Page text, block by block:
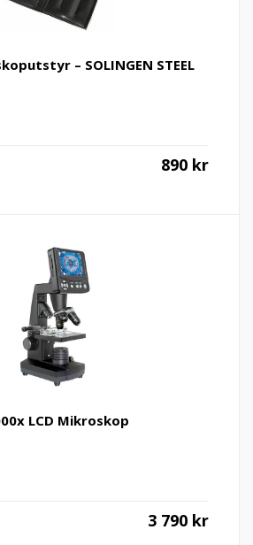
– SOLINGEN STEEL
890 kr
LCD Mikroskop
3 790 kr